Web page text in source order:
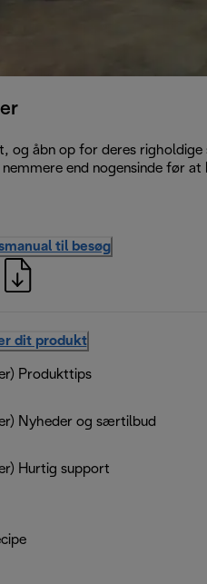
og åbn op for deres
end nogensinde før
til besøg
dit produkt
Produkttips
Nyheder og særtilbud
Hurtig support